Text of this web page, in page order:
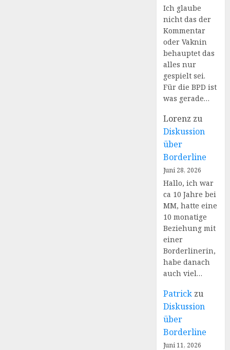
Ich glaube
nicht das der
Kommentar
oder Vaknin
behauptet das
alles nur
gespielt sei.
Für die BPD ist
was gerade…
Lorenz zu
Diskussion
über
Borderline
Juni 28, 2026
Hallo, ich war
ca 10 Jahre bei
MM, hatte eine
10 monatige
Beziehung mit
einer
Borderlinerin,
habe danach
auch viel…
Patrick zu
Diskussion
über
Borderline
Juni 11, 2026